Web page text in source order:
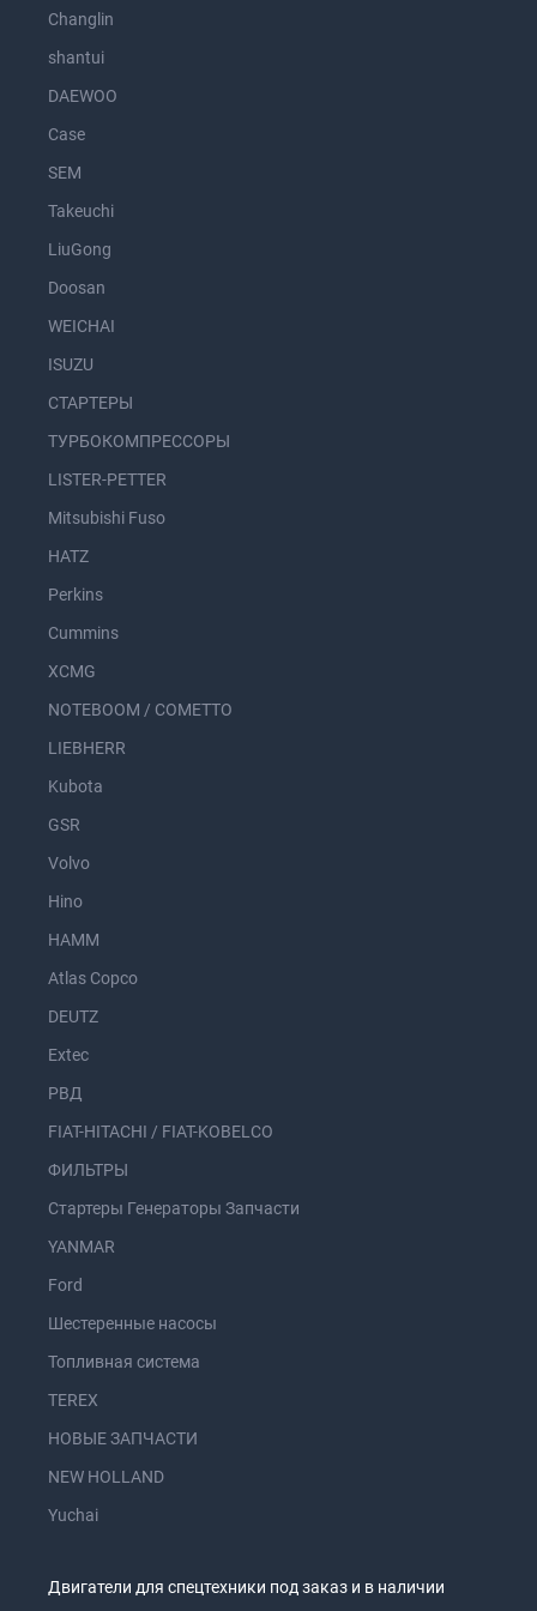
Changlin
shantui
DAEWOO
Case
SEM
Takeuchi
LiuGong
Doosan
WEICHAI
ISUZU
СТАРТЕРЫ
ТУРБОКОМПРЕССОРЫ
LISTER-PETTER
Mitsubishi Fuso
HATZ
Perkins
Cummins
XCMG
NOTEBOOM / COMETTO
LIEBHERR
Kubota
GSR
Volvo
Hino
HAMM
Atlas Copco
DEUTZ
Extec
РВД
FIAT-HITACHI / FIAT-KOBELCO
ФИЛЬТРЫ
Стартеры Генераторы Запчасти
YANMAR
Ford
Шестеренные насосы
Топливная система
TEREX
НОВЫЕ ЗАПЧАСТИ
NEW HOLLAND
Yuchai
Двигатели для спецтехники под заказ и в наличии